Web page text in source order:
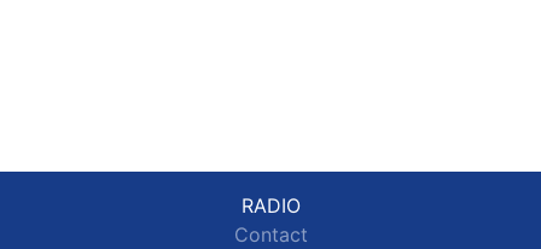
RADIO
Contact